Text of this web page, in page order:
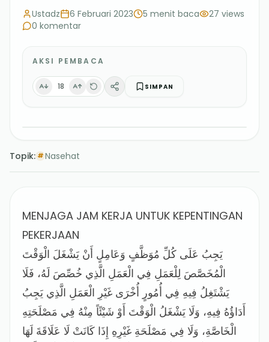
Ustadz 6 Februari 2023 5 menit baca 27 views
0 komentar
AKSI PEMBACA
18 SIMPAN
Topik: # Nasehat
MENJAGA JAM KERJA UNTUK KEPENTINGAN
PEKERJAAN
يَجِبُ عَلَى كُلِّ مُوَظَّفٍ وَعَامِلٍ أَنْ يَشْغَلَ الْوَقْتَ
الْمُخَصَّصَ لِلْعَمَلِ فِي الْعَمَلِ الَّذِي خُصِّصَ لَهُ، فَلَا
يَشْتَغِلُ فِيهِ فِي أُمُورٍ أُخْرَى غَيْرِ الْعَمَلِ الَّذِي يَجِبُ
أَدَاؤُهُ فِيهِ، وَلَا يَشْغَلُ الْوَقْتَ أَوْ شَيْئًاً مِنْهُ فِي مَصْلَحَتِهِ
الْخَاصَّةِ، وَلَا فِي مَصْلَحَةِ غَيْرِهِ إِذَا كَانَتْ لَا عَلَاقَةَ لَهَا